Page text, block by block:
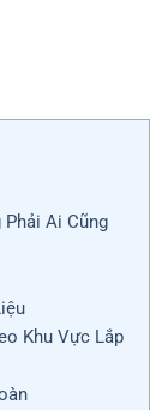
Phải Ai Cũng
Khu Vực Lắp